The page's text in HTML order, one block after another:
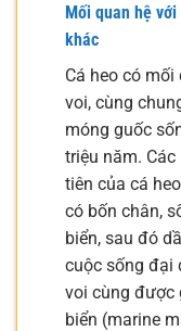
Mối quan hệ
khác
Cá heo có
voi, cùng
móng guốc
triệu năm.
tiên của cá
có bốn chân,
biển, sau đó
cuộc sống đại
voi cùng được
biển (marine